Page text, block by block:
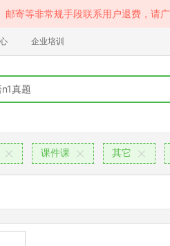
寄等非常规手段联系用户退费，请
企业培训
课件课 其它